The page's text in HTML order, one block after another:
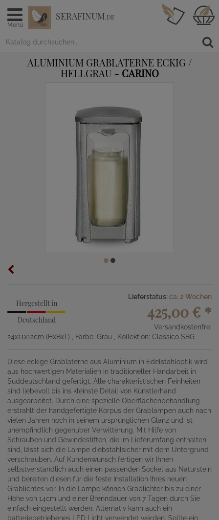
Menü
SERAFINUM.DE
ALUMINIUM GRABLATERNE ECKIG /
HELLGRAU - CARINO
Hergestellt in
Deutschland
Lieferstatus: ca. 2 Wochen
425,00 € *
Versandkostenfrei
24x11x12cm (HxBxT)
, Farbe: Grau , Kollektion: Classico SBG
Diese eckige Grablaterne aus Aluminium in Edelstahloptik wird
aus hochwertigen Materialien in traditioneller Handarbeit in
Süddeutschland gefertigt. Alle charakteristischen Feinheiten
sind liebevoll bis ins kleinste Detail von Künstlerhand
ausgearbeitet. Durch eine spezielle Oberflächenbehandlung
erstrahlt der handgefertigte Korpus der Grablampen auch nach
vielen Jahren noch in seinem ursprünglichen Glanz und ist
unempfindlich gegenüber Verwitterung. Mit Hilfe von
Schrauben und Gewindestiften, die im Lieferumfang enthalten
sind, lässt sich die Lampe diebstahlsicher mit dem Untergrund
verschrauben. Auf Kundenwunsch fertigen wir Ihnen
selbstverständlich auch einen passenden Sockel aus Naturstein
und bereiten diesen für die feste Installation Ihres neuen
Grablichtes vor. In die Lampe können Grablichter bis zu einer
Höhe von 14cm und einer Brenndauer von 7 Tagen durch Sie
einfach eingestellt werden. Alternativ kann auch ein
batteriebetriebenes LED Licht verwendet werden. Sollte ein